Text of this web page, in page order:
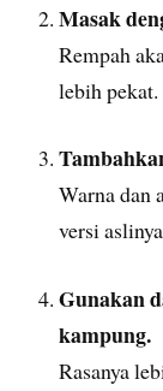
Masak
Rempah
lebih pekat.
Warna dan
versi
Gunakan
kampung.
Rasanya